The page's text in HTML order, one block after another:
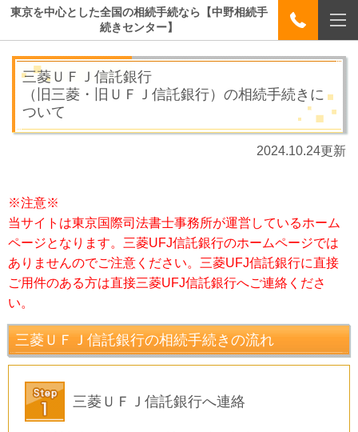
東京を中心とした全国の相続手続なら【中野相続手
続きセンター】
三菱ＵＦＪ信託銀行
（旧三菱・旧ＵＦＪ信託銀行）の相続手続きに
ついて
2024.10.24更新
※注意※
当サイトは東京国際司法書士事務所が運営しているホーム
ページとなります。三菱UFJ信託銀行のホームページでは
ありませんのでご注意ください。三菱UFJ信託銀行に直接
ご用件のある方は直接三菱UFJ信託銀行へご連絡くださ
い。
三菱ＵＦＪ信託銀行の相続手続きの流れ
三菱ＵＦＪ信託銀行へ連絡